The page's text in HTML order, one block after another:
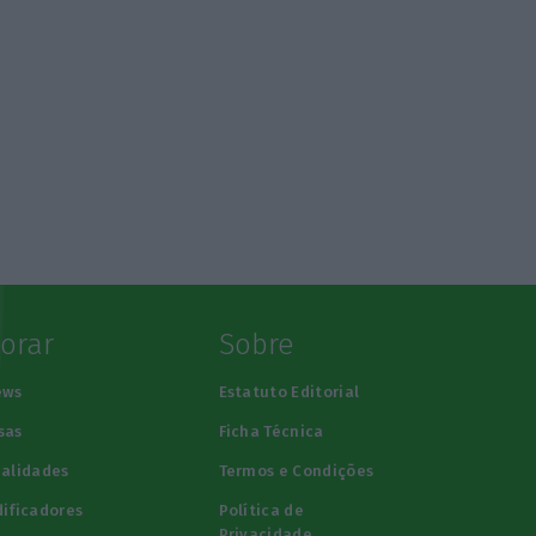
Sobre
Estatuto Editorial
Ficha Técnica
Termos e Condições
Política de